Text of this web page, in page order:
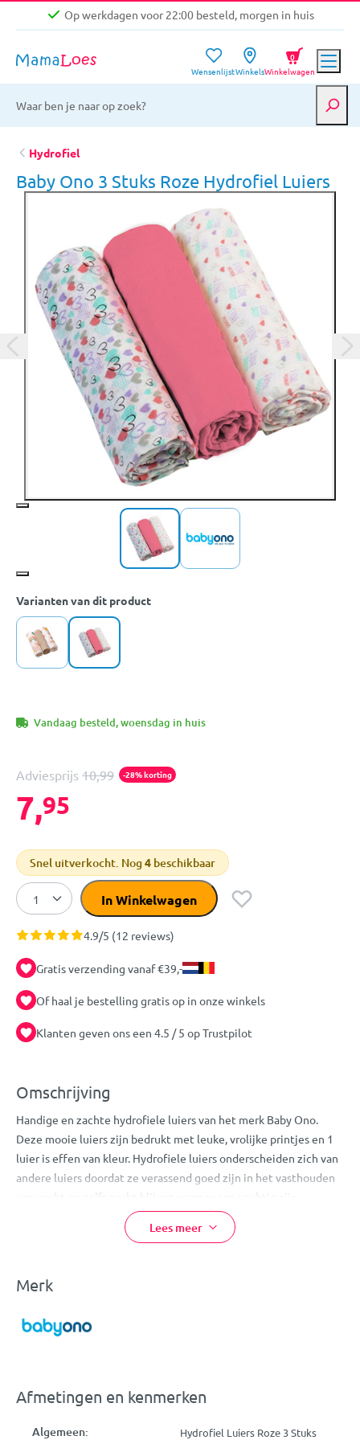
Op werkdagen voor 22:00 besteld, morgen in huis
Gratis verzending vanaf €39,-
Op werkdagen voor 22:00 besteld, morgen in huis
WensenlijstWinkelsWinkelwagen
0
Hydrofiel
Baby Ono 3 Stuks Roze Hydrofiel Luiers
Varianten van dit product
Vandaag besteld, woensdag in huis
Adviesprijs 10,99 -28% korting
7,95
Snel uitverkocht. Nog4 beschikbaar
In Winkelwagen
4.9/5 (12 reviews)
Gratis verzending vanaf €39,-
Of haal je bestelling gratis op in onze winkels
Klanten geven ons een 4.5 / 5 op Trustpilot
Omschrijving
Handige en zachte hydrofiele luiers van het merk Baby Ono.
Deze mooie luiers zijn bedrukt met leuke, vrolijke printjes en 1
luier is effen van kleur. Hydrofiele luiers onderscheiden zich van
andere luiers doordat ze verassend goed zijn in het vasthouden
van vocht en zelfs zacht blijven wanneer ze vochtig zijn.
Hierdoor zijn de luiers ook uiterst geschikt om te gebruiken bij
het afdrogen van je kleintje na een luierwissel of badje.
een vieze mond of andere kleine ongelukjes. Ook zijn ze handig
of om op je schouders te leggen als je kleintje moet boeren.
Verpakt per 3 stuks
Zelfs zacht bij vochtigheid
Lees meer
Merk
Afmetingen en kenmerken
Algemeen: Hydrofiel Luiers Roze 3 Stuks